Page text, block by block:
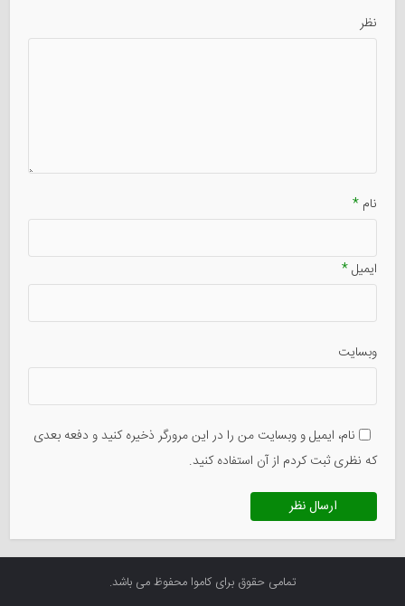
نظر
نام*
ایمیل*
وبسایت
نام، ایمیل و وبسایت من را در این مرورگر ذخیره کنید و دفعه بعدی
که نظری ثبت کردم از آن استفاده کنید.
تمامی حقوق برای کاموا محفوظ می باشد.